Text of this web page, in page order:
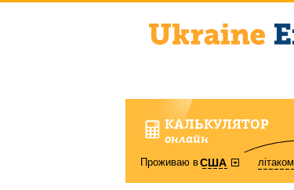
КАЛЬКУЛЯТОР
онлайн
Проживаю вСША літаком